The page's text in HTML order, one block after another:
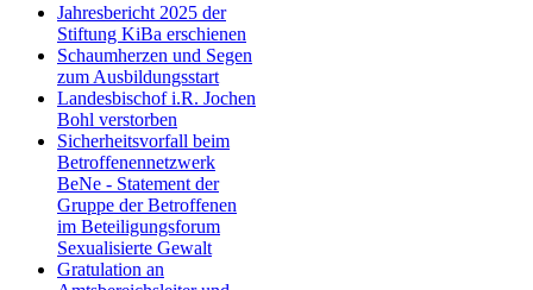
Jahresbericht 2025 der
Stiftung KiBa erschienen
Schaumherzen und Segen
zum Ausbildungsstart
Landesbischof i.R. Jochen
Bohl verstorben
Sicherheitsvorfall beim
Betroffenennetzwerk
BeNe - Statement der
Gruppe der Betroffenen
im Beteiligungsforum
Sexualisierte Gewalt
Gratulation an